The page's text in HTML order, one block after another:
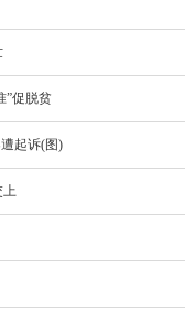
”促脱贫
起诉(图)
上